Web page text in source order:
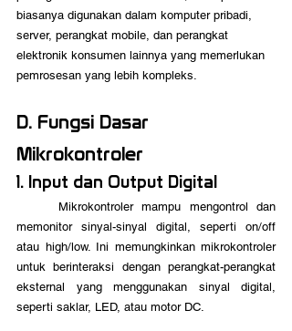
biasanya digunakan dalam komputer pribadi,
server, perangkat mobile, dan perangkat
elektronik konsumen lainnya yang memerlukan
pemrosesan yang lebih kompleks.
D. Fungsi Dasar
Mikrokontroler
1. Input dan Output Digital
memonitor sinyal-sinyal digital, seperti on/off
atau high/low. Ini memungkinkan mikrokontroler
untuk berinteraksi dengan perangkat-perangkat
eksternal yang menggunakan sinyal digital,
seperti saklar, LED, atau motor DC.